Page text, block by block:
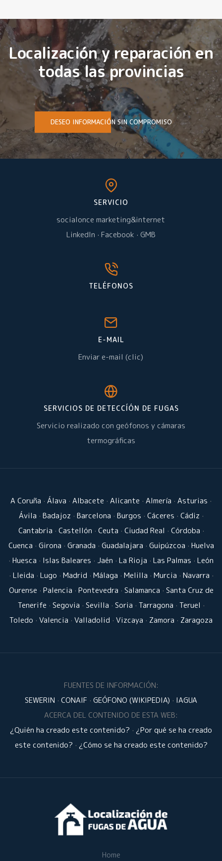
Localización y reparación en
todas las provincias
DESEO INFORMACIÓN SIN COMPROMISO
SERVICIO
socialonce marketing&internet
LinkedIn · Facebook · GMB
TELÉFONOS
E-MAIL
Enviar e-mail (clic)
SERVICIOS DE DETECCÍÓN DE FUGAS
Servicio realizado con geófonos y cámaras
termográficas
A Coruña · Álava · Albacete · Alicante · Almería · Asturias ·
Ávila · Badajoz · Barcelona · Burgos · Cáceres · Cádiz ·
Cantabria · Castellón · Ceuta · Ciudad Real · Córdoba ·
Cuenca · Girona · Granada · Guadalajara · Guipúzcoa · Huelva
· Huesca · Islas Baleares · Jaén · La Rioja · Las Palmas · León
· Lleida · Lugo · Madrid · Málaga · Melilla · Murcia · Navarra ·
Ourense · Palencia · Pontevedra · Salamanca · Santa Cruz de
Tenerife · Segovia · Sevilla · Soria · Tarragona · Teruel ·
Toledo · Valencia · Valladolid · Vizcaya · Zamora · Zaragoza
FUENTES DE INFORMACIÓN:
SEWERIN · CONAIF · GEÓFONO (WIKIPEDIA) · IAGUA
ACERCA DEL CONTENIDO DE ESTA WEB:
¿Quién ha creado este contenido? · ¿Por qué se ha creado
este contenido? · ¿Cómo se ha creado este contenido?
Home